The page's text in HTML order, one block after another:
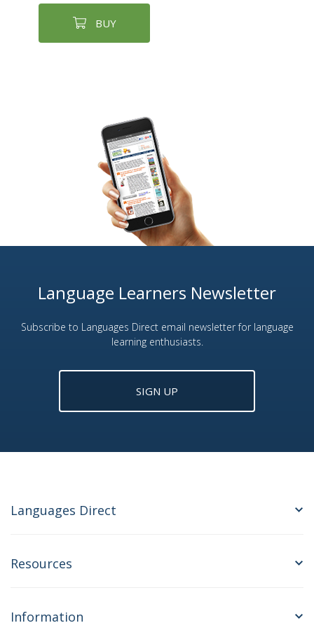
BUY
Language Learners Newsletter
Subscribe to Languages Direct email newsletter for language
learning enthusiasts.
SIGN UP
Languages Direct
Resources
Information